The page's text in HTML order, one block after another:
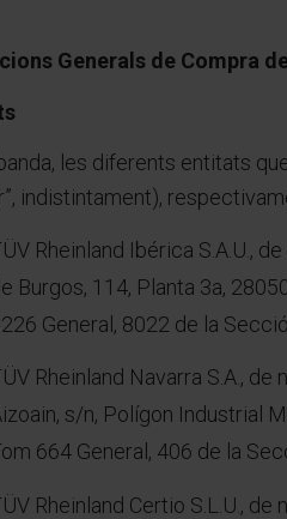
Generals de Compra
les diferents entitats
indistintament),
Rheinland Ibérica S.A.U.,
Burgos, 114, Planta 3a,
General, 8022 de la
Rheinland Navarra S.A.,
s/n, Polígon Industrial
664 General, 406 de la
Rheinland Certio S.L.U.,